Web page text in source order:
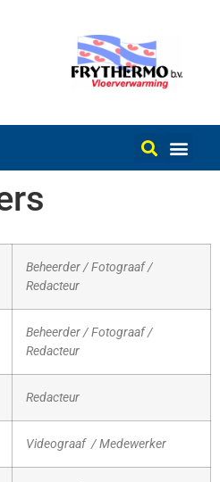
Beheerder / Fotograaf /
Redacteur
Beheerder / Fotograaf /
Redacteur
Redacteur
Videograaf / Medewerker